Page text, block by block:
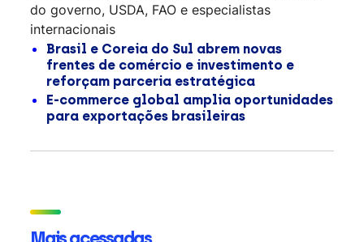
do governo, USDA, FAO e especialistas
internacionais
Brasil e Coreia do Sul abrem novas
frentes de comércio e investimento e
reforçam parceria estratégica
E-commerce global amplia oportunidades
para exportações brasileiras